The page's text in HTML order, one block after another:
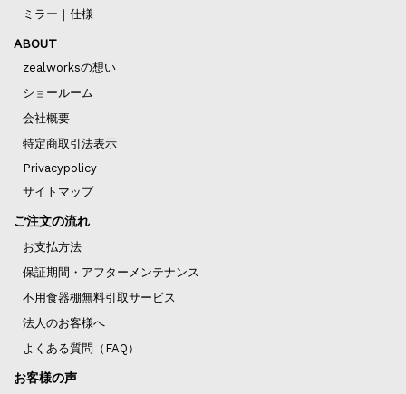
ミラー｜仕様
ABOUT
zealworksの想い
ショールーム
会社概要
特定商取引法表示
Privacypolicy
サイトマップ
ご注文の流れ
お支払方法
保証期間・アフターメンテナンス
不用食器棚無料引取サービス
法人のお客様へ
よくある質問（FAQ）
お客様の声